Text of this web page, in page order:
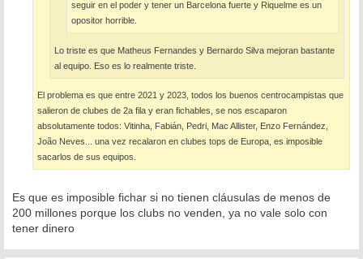
seguir en el poder y tener un Barcelona fuerte y Riquelme es un
opositor horrible.
Lo triste es que Matheus Fernandes y Bernardo Silva mejoran bastante
al equipo. Eso es lo realmente triste.
El problema es que entre 2021 y 2023, todos los buenos centrocampistas que
salieron de clubes de 2a fila y eran fichables, se nos escaparon
absolutamente todos: Vitinha, Fabián, Pedri, Mac Allister, Enzo Fernández,
João Neves... una vez recalaron en clubes tops de Europa, es imposible
sacarlos de sus equipos.
Es que es imposible fichar si no tienen cláusulas de menos de
200 millones porque los clubs no venden, ya no vale solo con
tener dinero